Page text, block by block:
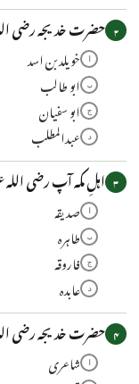
۲ حضرت خدیجہ رضی
خویلد بن اسد
ب ابو طالب
ج ابو سفیان
د عبدالمطلب
۳ اہلِ مکہ آپ رضی
صدیقہ
ب طاہرہ
ج فاروقہ
د عابدہ
۴ حضرت خدیجہ رضی
شاعری